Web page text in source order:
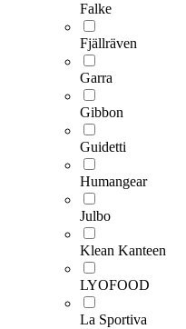
Falke
Fjällräven
Garra
Gibbon
Guidetti
Humangear
Julbo
Klean Kanteen
LYOFOOD
La Sportiva